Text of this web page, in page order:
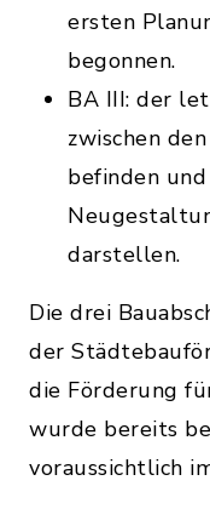
ersten
begonnen.
BA III: der
zwischen
befinden
darstellen.
Die drei
der
die Förderung
wurde bereits
voraussichtlich